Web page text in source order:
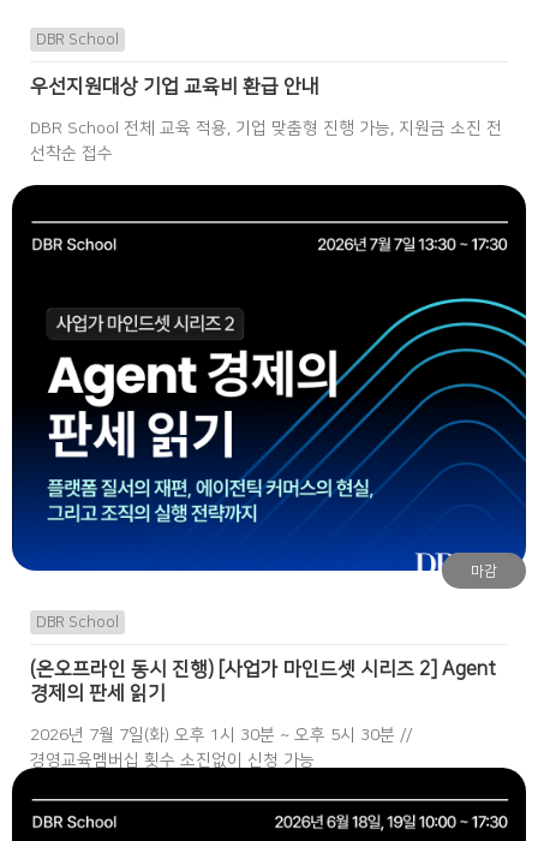
DBR School
우선지원대상 기업 교육비 환급 안내
DBR School 전체 교육 적용, 기업 맞춤형 진행 가능, 지원금 소진 전
선착순 접수
마감
DBR School
(온오프라인 동시 진행) [사업가 마인드셋 시리즈 2] Agent
경제의 판세 읽기
2026년 7월 7일(화) 오후 1시 30분 ~ 오후 5시 30분 //
경영교육멤버십 횟수 소진없이 신청 가능